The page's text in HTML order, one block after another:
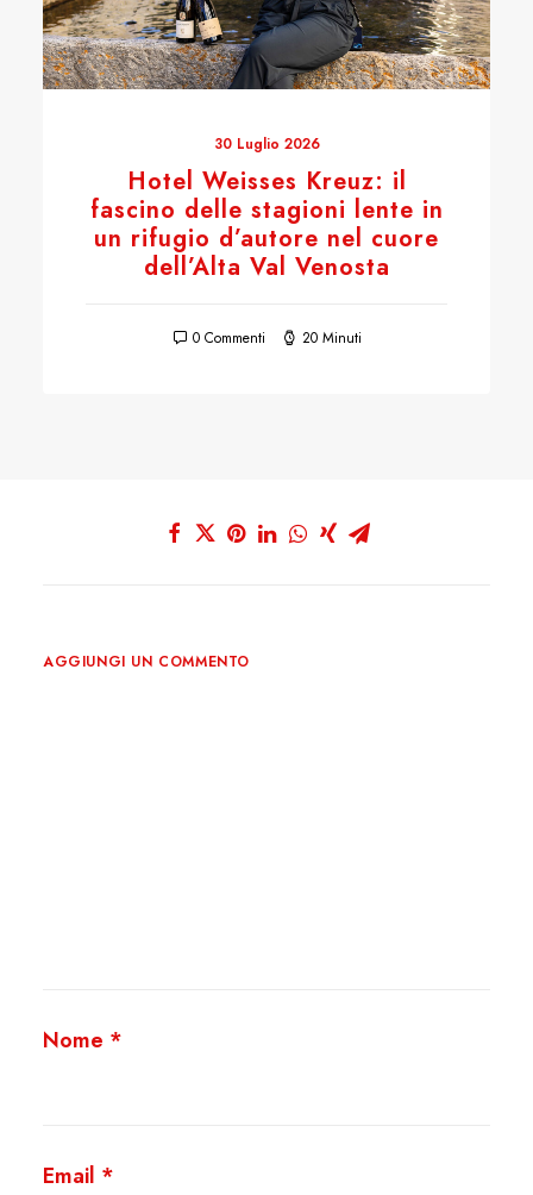
30 Luglio 2026
Hotel Weisses Kreuz: il
fascino delle stagioni lente in
un rifugio d’autore nel cuore
dell’Alta Val Venosta
0 Commenti 20 Minuti
AGGIUNGI UN COMMENTO
Nome *
Email *